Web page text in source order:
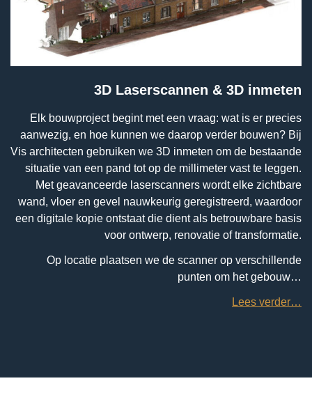
3D Laserscannen & 3D inmeten
Elk bouwproject begint met een vraag: wat is er precies
aanwezig, en hoe kunnen we daarop verder bouwen? Bij
Vis architecten gebruiken we 3D inmeten om de bestaande
situatie van een pand tot op de millimeter vast te leggen.
Met geavanceerde laserscanners wordt elke zichtbare
wand, vloer en gevel nauwkeurig geregistreerd, waardoor
een digitale kopie ontstaat die dient als betrouwbare basis
voor ontwerp, renovatie of transformatie.
Op locatie plaatsen we de scanner op verschillende
punten om het gebouw…
Lees verder…